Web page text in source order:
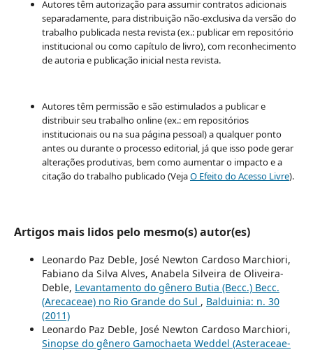
Autores têm autorização para assumir contratos adicionais
separadamente, para distribuição não-exclusiva da versão do
trabalho publicada nesta revista (ex.: publicar em repositório
institucional ou como capítulo de livro), com reconhecimento
de autoria e publicação inicial nesta revista.
Autores têm permissão e são estimulados a publicar e
distribuir seu trabalho online (ex.: em repositórios
institucionais ou na sua página pessoal) a qualquer ponto
antes ou durante o processo editorial, já que isso pode gerar
alterações produtivas, bem como aumentar o impacto e a
citação do trabalho publicado (VejaO Efeito do Acesso Livre).
Artigos mais lidos pelo mesmo(s) autor(es)
Leonardo Paz Deble, José Newton Cardoso Marchiori,
Fabiano da Silva Alves, Anabela Silveira de Oliveira-
Deble, Levantamento do gênero Butia (Becc.) Becc.
(Arecaceae) no Rio Grande do Sul , Balduinia: n. 30
(2011)
Leonardo Paz Deble, José Newton Cardoso Marchiori,
Sinopse do gênero Gamochaeta Weddel (Asteraceae-